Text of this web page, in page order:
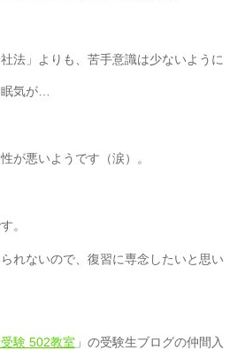
法」よりも、苦手意識は少ないように
気が…
が悪いようです（涙）。
。
れないので、復習に専念したいと思い
験 502教室 」の受験生ブログの仲間入